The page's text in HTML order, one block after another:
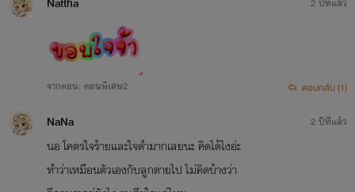
จากตอน: ตอนพิเศษ2 ตอบกลับ (1)
NaNa
นอ โคตรใจร้ายและใจดำมากเลยนะ คิดได้ไงอ่ะ
ทำว่าเหมือนตัวเองกับลูกตายไป ไม่คิดบ้างว่า
2 ปีที่แล้ว